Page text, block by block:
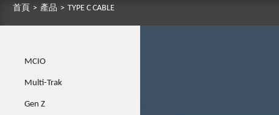
首頁 > 產品 > TYPE C CABLE
MCIO
Multi-Trak
Gen Z